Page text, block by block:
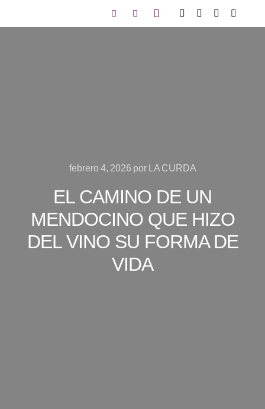
febrero 4, 2026 por LA CURDA
EL CAMINO DE UN
MENDOCINO QUE HIZO
DEL VINO SU FORMA DE
VIDA